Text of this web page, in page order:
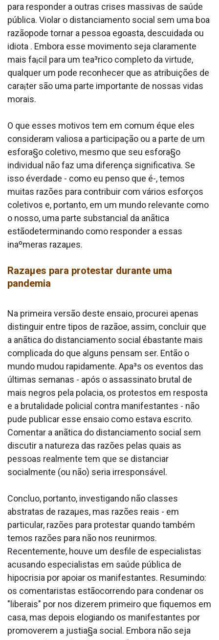
para responder a outras crises massivas de saúde
pública. Violar o distanciamento social sem uma boa
razãopode tornar a pessoa egoa­sta, descuidada ou
idiota . Embora esse movimento seja claramente
mais fa¡cil para um tea³rico completo da virtude,
qualquer um pode reconhecer que as atribuições de
cara¡ter são uma parte importante de nossas vidas
morais.
O que esses motivos tem em comum éque eles
consideram valiosa a participação ou a parte de um
esfora§o coletivo, mesmo que seu esfora§o
individual não faz uma diferença significativa. Se
isso éverdade - como eu penso que é-, temos
muitas razões para contribuir com vários esforços
coletivos e, portanto, em um mundo relevante como
o nosso, uma parte substancial da anãtica
estãodeterminando como responder a essas
inaºmeras razaµes.
Razaµes para protestar durante uma
pandemia
Na primeira versão deste ensaio, procurei apenas
distinguir entre tipos de razãoe, assim, concluir que
a anãtica do distanciamento social ébastante mais
complicada do que alguns pensam ser. Então o
mundo mudou rapidamente. Apa³s os eventos das
últimas semanas - após o assassinato brutal de
mais negros pela pola­cia, os protestos em resposta
e a brutalidade policial contra manifestantes - não
pude publicar esse ensaio como estava escrito.
Comentar a anãtica do distanciamento social sem
discutir a natureza das razões pelas quais as
pessoas realmente tem que se distanciar
socialmente (ou não) seria irresponsável.
Concluo, portanto, investigando não classes
abstratas de razaµes, mas razões reais - em
particular, razões para protestar quando também
temos razões para não nos reunirmos.
Recentemente, houve um desfile de especialistas
acusando especialistas em saúde pública de
hipocrisia por apoiar os manifestantes. Resumindo:
os comentaristas estãocorrendo para condenar os
"liberais" por nos dizerem primeiro que fiquemos em
casa, mas depois elogiando os manifestantes por
promoverem a justia§a social. Embora não seja